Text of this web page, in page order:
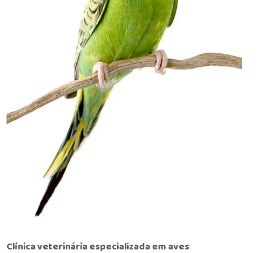
Clínica veterinária especializada em aves